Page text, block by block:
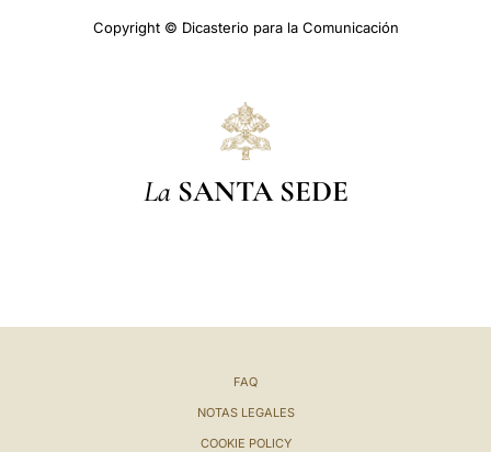
Copyright © Dicasterio para la Comunicación
La SANTA SEDE
FAQ
NOTAS LEGALES
COOKIE POLICY